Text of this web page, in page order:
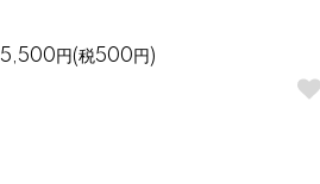
5,500円(税500円)